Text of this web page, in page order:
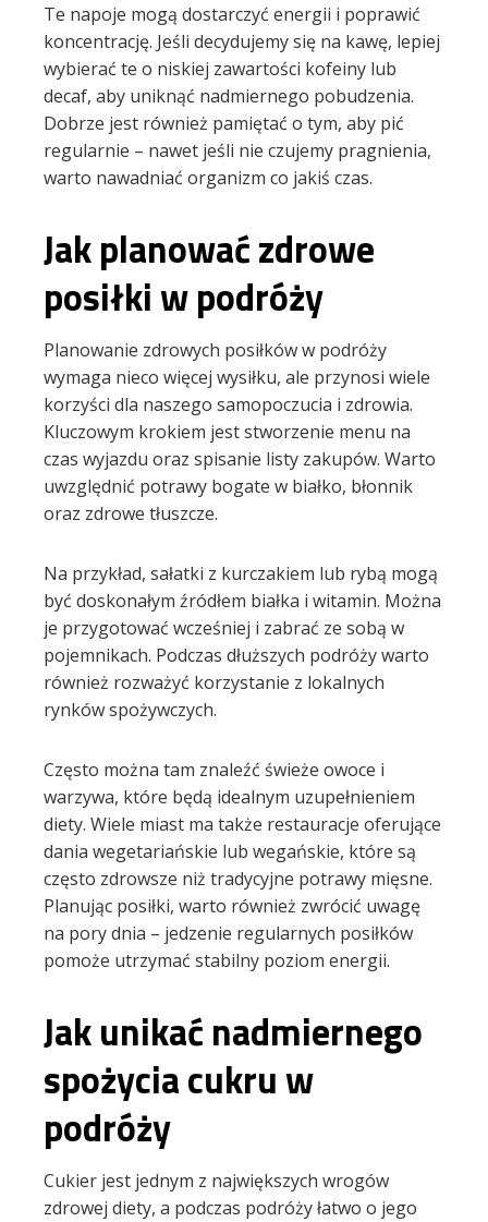
Te napoje mogą dostarczyć energii i poprawić
koncentrację. Jeśli decydujemy się na kawę, lepiej
wybierać te o niskiej zawartości kofeiny lub
decaf, aby uniknąć nadmiernego pobudzenia.
Dobrze jest również pamiętać o tym, aby pić
regularnie – nawet jeśli nie czujemy pragnienia,
warto nawadniać organizm co jakiś czas.
Jak planować zdrowe
posiłki w podróży
Planowanie zdrowych posiłków w podróży
wymaga nieco więcej wysiłku, ale przynosi wiele
korzyści dla naszego samopoczucia i zdrowia.
Kluczowym krokiem jest stworzenie menu na
czas wyjazdu oraz spisanie listy zakupów. Warto
uwzględnić potrawy bogate w białko, błonnik
oraz zdrowe tłuszcze.
Na przykład, sałatki z kurczakiem lub rybą mogą
być doskonałym źródłem białka i witamin. Można
je przygotować wcześniej i zabrać ze sobą w
pojemnikach. Podczas dłuższych podróży warto
również rozważyć korzystanie z lokalnych
rynków spożywczych.
Często można tam znaleźć świeże owoce i
warzywa, które będą idealnym uzupełnieniem
diety. Wiele miast ma także restauracje oferujące
dania wegetariańskie lub wegańskie, które są
często zdrowsze niż tradycyjne potrawy mięsne.
Planując posiłki, warto również zwrócić uwagę
na pory dnia – jedzenie regularnych posiłków
pomoże utrzymać stabilny poziom energii.
Jak unikać nadmiernego
spożycia cukru w
podróży
Cukier jest jednym z największych wrogów
zdrowej diety, a podczas podróży łatwo o jego